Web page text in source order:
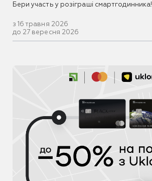
Бери участь у розіграші смартгодинника!
з 16 травня 2026
до 27 вересня 2026